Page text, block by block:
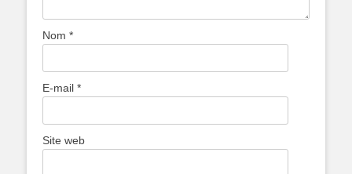
Nom *
E-mail *
Site web